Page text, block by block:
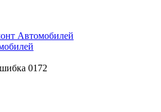
Автомобилей
0172